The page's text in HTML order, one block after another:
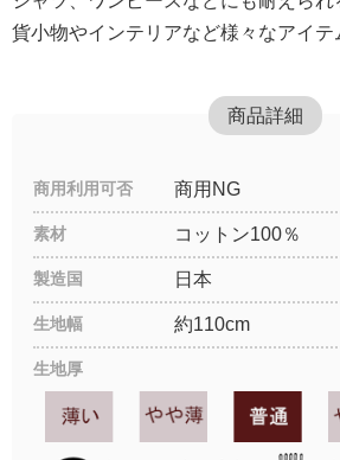
貨小物やインテリアなど様々なアイテ
商品詳細
商用利用可否 商用NG
素材 コットン100％
製造国 日本
生地幅 約110cm
生地厚